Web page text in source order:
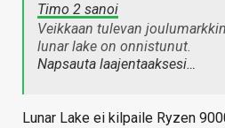
Timo 2 sanoi
Veikkaan tulevan
lunar lake on onnistunut.
Napsauta laajentaaksesi…
Lunar Lake ei kilpaile Ryzen